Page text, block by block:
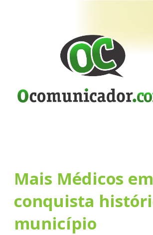
Mais Médicos
conquista
município